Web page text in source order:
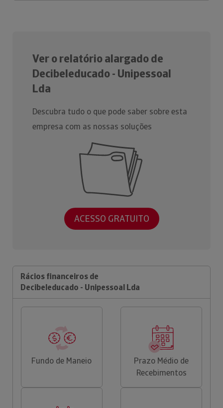
Ver o relatório alargado de
Decibeleducado - Unipessoal
Lda
Descubra tudo o que pode saber sobre esta
empresa com as nossas soluções
ACESSO GRATUITO
Rácios financeiros de
Decibeleducado - Unipessoal Lda
Fundo de Maneio
Prazo Médio de
Recebimentos